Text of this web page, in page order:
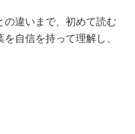
の違いまで、初めて読む
自信を持って理解し、